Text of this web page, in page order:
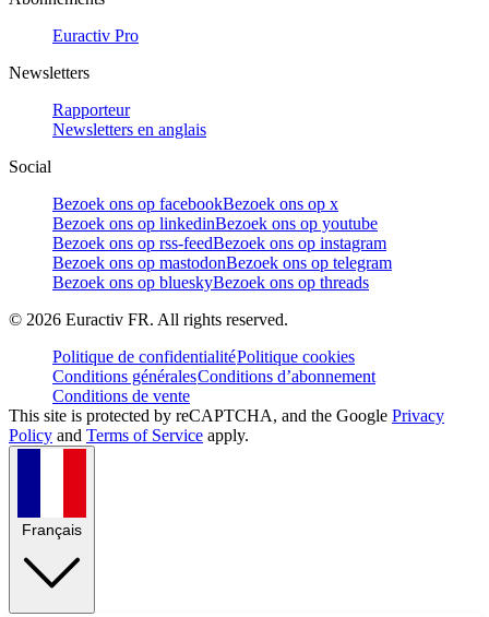
Euractiv Pro
Newsletters
Rapporteur
Newsletters en anglais
Social
Bezoek ons op facebookBezoek ons op x
Bezoek ons op linkedinBezoek ons op youtube
Bezoek ons op rss-feedBezoek ons op instagram
Bezoek ons op mastodonBezoek ons op telegram
Bezoek ons op blueskyBezoek ons op threads
© 2026 Euractiv FR. All rights reserved.
Politique de confidentialitéPolitique cookies
Conditions généralesConditions d’abonnement
Conditions de vente
This site is protected by reCAPTCHA, and the Google Privacy
Policy and Terms of Service apply.
Français